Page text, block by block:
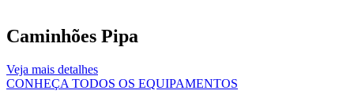
Caminhões Pipa
Veja mais detalhes
CONHEÇA TODOS OS EQUIPAMENTOS